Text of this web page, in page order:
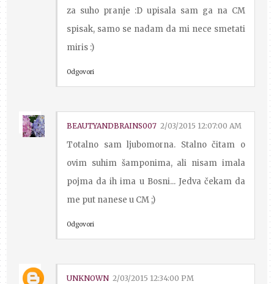
za suho pranje :D upisala sam ga na CM
spisak, samo se nadam da mi nece smetati
miris :)
Odgovori
BEAUTYANDBRAINS007 2/03/2015 12:07:00 AM
Totalno sam ljubomorna. Stalno čitam o
ovim suhim šamponima, ali nisam imala
pojma da ih ima u Bosni... Jedva čekam da
me put nanese u CM ;)
Odgovori
UNKNOWN 2/03/2015 12:34:00 PM